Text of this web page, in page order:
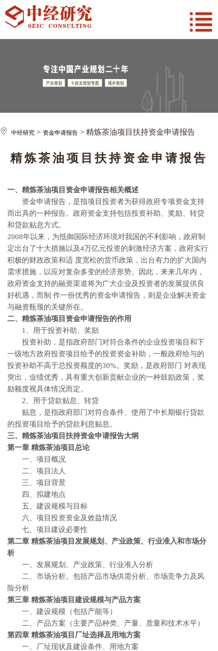
中经研究 > 资金申请报告 > 精炼茶油项目扶持资金申请报告
精炼茶油项目扶持资金申请报告
一、精炼茶油项目资金申请报告相关概述
资金申请报告，是指项目投资者为获得政府专项资金支持
而出具的一种报告。政府资金支持包括投资补助、奖励、转贷
和贷款贴息方式。
2008年以来，为抵御国际经济环境对我国的不利影响，政府制
定出台了十大措施以及4万亿元投资的刺激经济方案，政府实行
积极的财政政策和适 度宽松的货币政策，出台有力的扩大国内
需求措施，以应对复杂多变的经济形势。因此，来来几年内，
政府资金支持的融资渠道将为广大企业及投资者的发展提供良
好机遇，而制 作一份优秀的资金申请报告，则是企业解决资金
与融资瓶颈的关键所在。
二、精炼茶油项目资金申请报告的作用
1、用于投资补助、奖励
投资补助，是指政府部门对符合条件的企业投资项目和下
一级地方政府投资项目给予的投资资金补助，一般政府给与的
投资补助不高于总投资额度的30%。奖励，是政府部门 对表现
突出，业绩优秀，具有重大创新贡献企业的一种鼓励政策，奖
励额度视具体情况而定。
2、用于贷款贴息、转贷
贴息，是指政府部门对符合条件、使用了中长期银行贷款
的投资项目给予的贷款利息贴息。
三、精炼茶油项目扶持资金申请报告大纲
第一章 精炼茶油项目总论
一、项目概况
二、项目法人
三、项目背景
四、拟建地点
五、建设规模与目标
六、项目投资资金及效益情况
七、项目建设必要性
第二章 精炼茶油项目发展规划、产业政策、行业准入和市场分
析
一、发展规划、产业政策、行业准入分析
二、市场分析。包括产品市场供需分析、市场竞争力及风
险分析
第三章 精炼茶油项目建设规模与产品方案
一、建设规模（包括产能等）
二、产品方案（主要产品种类、产量、质量和技术水平）
第四章 精炼茶油项目厂址选择及用地方案
一、厂址现状及建设条件、用地方案